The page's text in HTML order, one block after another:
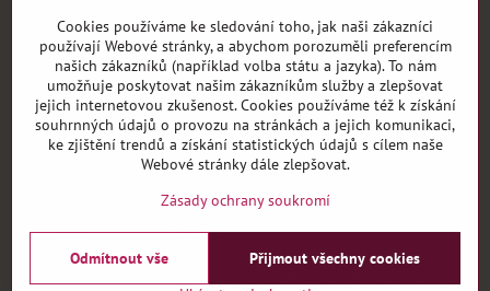
©2026CopyrightPředvolby soukromíZásady ochrany soukromí
Cookies používáme ke sledování toho, jak naši zákazníci
používají Webové stránky, a abychom porozuměli preferencím
našich zákazníků (například volba státu a jazyka). To nám
umožňuje poskytovat našim zákazníkům služby a zlepšovat
jejich internetovou zkušenost. Cookies používáme též k získání
souhrnných údajů o provozu na stránkách a jejich komunikaci,
ke zjištění trendů a získání statistických údajů s cílem naše
Webové stránky dále zlepšovat.
Zásady ochrany soukromí
Přijmout všechny cookies
Odmítnout vše